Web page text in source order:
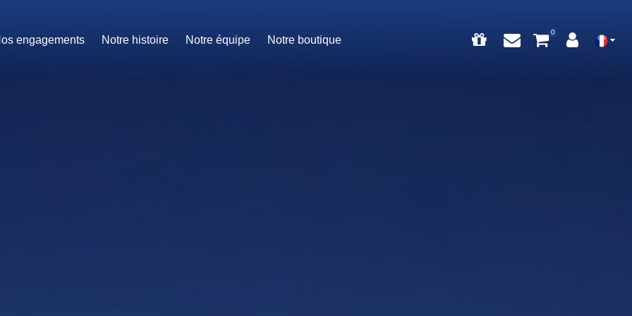
engagements Notre histoire Notre équipe Notre boutique 0